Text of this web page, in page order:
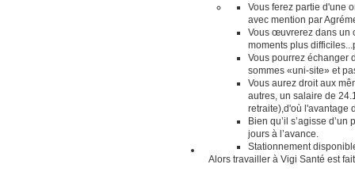
Vous ferez partie d'une
avec mention par
Vous œuvrerez dans un
moments plus
Vous pourrez échanger
sommes «uni-site» et
Vous aurez droit aux
autres, un salaire de
retraite),d'où l'avantage
Bien qu’il s’agisse
jours à l’avance.
Stationnement
Alors travailler à Vigi Santé est